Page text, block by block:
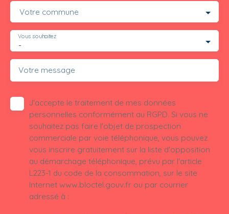
Votre commune
-
Vous souhaitez
Votre message
J'accepte le traitement de mes données
personnelles conformément au RGPD. Si vous ne
souhaitez pas faire l'objet de prospection
commerciale par voie téléphonique, vous pouvez
vous inscrire gratuitement sur la liste d'opposition
au démarchage téléphonique, prévu par l'article
L223-1 du code de la consommation, sur le site
Internet www.bloctel.gouv.fr ou par courrier
adressé à :